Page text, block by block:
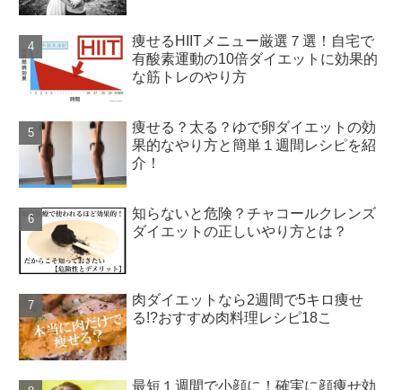
痩せるHIITメニュー厳選７選！自宅で
有酸素運動の10倍ダイエットに効果的
な筋トレのやり方
痩せる？太る？ゆで卵ダイエットの効
果的なやり方と簡単１週間レシピを紹
介！
知らないと危険？チャコールクレンズ
ダイエットの正しいやり方とは？
肉ダイエットなら2週間で5キロ痩せ
る!?おすすめ肉料理レシピ18こ
最短１週間で小顔に！確実に顔痩せ効